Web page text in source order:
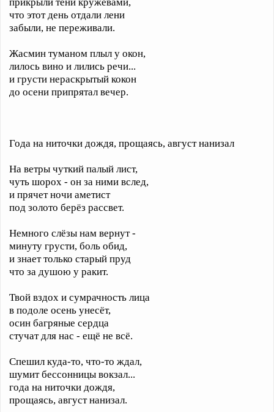
что этот день отдали лени
забыли, не переживали.
Жасмин туманом плыл у окон,
лилось вино и лились речи...
и грусти нераскрытый кокон
до осени припрятал вечер.
Года на ниточки дождя, прощаясь, август нанизал
На ветры чуткий палый лист,
чуть шорох - он за ними вслед,
и прячет ночи аметист
под золото берёз рассвет.
Немного слёзы нам вернут -
минуту грусти, боль обид,
и знает только старый пруд
что за душою у ракит.
Твой вздох и сумрачность лица
в подоле осень унесёт,
осин багряные сердца
стучат для нас - ещё не всё.
Спешил куда-то, что-то ждал,
шумит бессонницы вокзал...
года на ниточки дождя,
прощаясь, август нанизал.